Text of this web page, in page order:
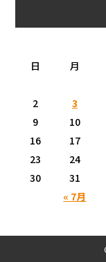
日
月
« 7月
2
3
9
10
16
17
23
24
30
31